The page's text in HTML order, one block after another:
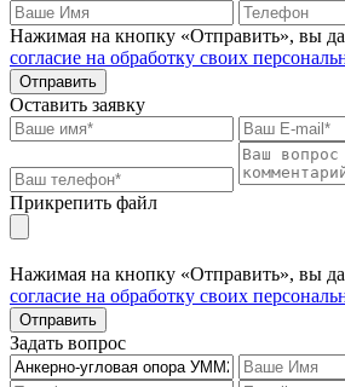
Нажимая на кнопку «Отправить», вы
согласие на обработку своих
Отправить
Оставить заявку
Прикрепить файл
Нажимая на кнопку «Отправить», вы
согласие на обработку своих
Отправить
Задать вопрос